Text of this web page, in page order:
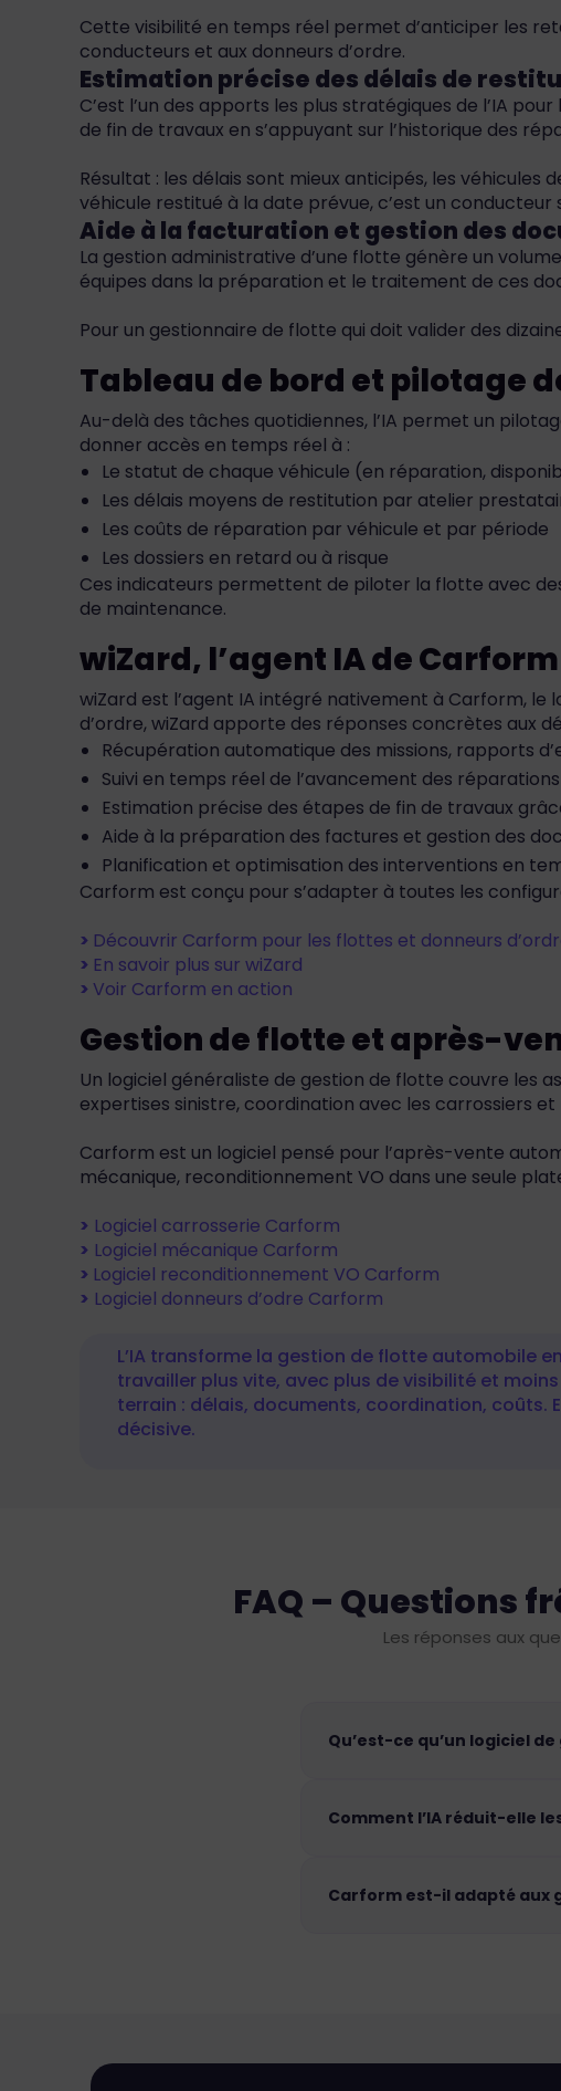
Cette visibilité en temps réel permet d’anticiper les
conducteurs et aux donneurs d’ordre.
Estimation précise des délais de
C’est l’un des apports les plus stratégiques de l’IA
de fin de travaux en s’appuyant sur l’historique des
Résultat : les délais sont mieux anticipés, les
véhicule restitué à la date prévue, c’est un
Aide à la facturation et gestion des
La gestion administrative d’une flotte génère un
équipes dans la préparation et le traitement de ces
Pour un gestionnaire de flotte qui doit valider des
Tableau de bord et pilotage
Au-delà des tâches quotidiennes, l’IA permet un
donner accès en temps réel à :
Le statut de chaque véhicule (en réparation,
Les délais moyens de restitution par atelier
Les coûts de réparation par véhicule et par période
Les dossiers en retard ou à risque
Ces indicateurs permettent de piloter la flotte avec
de maintenance.
wiZard, l’agent IA de
wiZard est l’agent IA intégré nativement à Carform,
d’ordre, wiZard apporte des réponses concrètes aux
Récupération automatique des missions, rapports
Suivi en temps réel de l’avancement des réparations
Estimation précise des étapes de fin de travaux
Aide à la préparation des factures et gestion des
Planification et optimisation des interventions en
Carform est conçu pour s’adapter à toutes les
> Découvrir Carform pour les flottes et donneurs
> En savoir plus sur wiZard
> Voir Carform en action
Gestion de flotte et après-
Un logiciel généraliste de gestion de flotte couvre les
expertises sinistre, coordination avec les carrossiers
Carform est un logiciel pensé pour l’après-vente
mécanique, reconditionnement VO dans une seule
> Logiciel carrosserie Carform
> Logiciel mécanique Carform
> Logiciel reconditionnement VO Carform
> Logiciel donneurs d’odre Carform
L’IA transforme la gestion de flotte automobile
travailler plus vite, avec plus de visibilité et
terrain : délais, documents, coordination, coûts.
décisive.
FAQ – Questions
Les réponses aux
Qu’est-ce qu’un logiciel
Comment l’IA réduit-elle
Carform est-il adapté aux